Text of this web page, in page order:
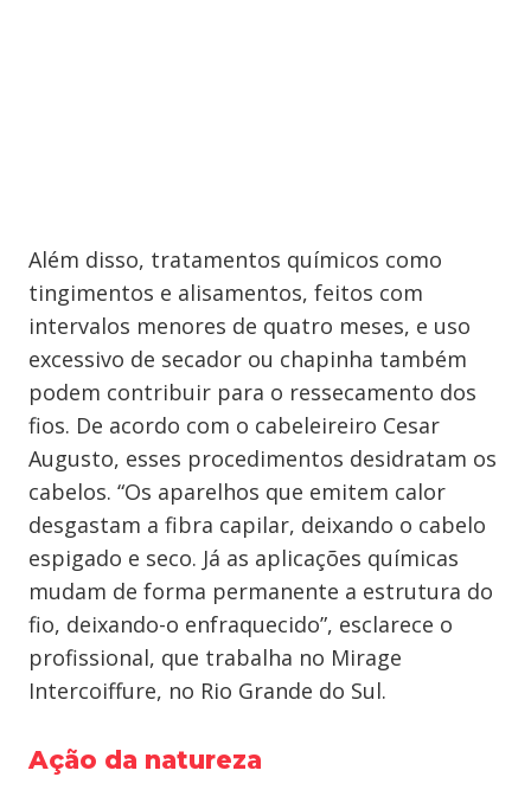
Além disso, tratamentos químicos como
tingimentos e alisamentos, feitos com
intervalos menores de quatro meses, e uso
excessivo de secador ou chapinha também
podem contribuir para o ressecamento dos
fios. De acordo com o cabeleireiro Cesar
Augusto, esses procedimentos desidratam os
cabelos. “Os aparelhos que emitem calor
desgastam a fibra capilar, deixando o cabelo
espigado e seco. Já as aplicações químicas
mudam de forma permanente a estrutura do
fio, deixando-o enfraquecido”, esclarece o
profissional, que trabalha no Mirage
Intercoiffure, no Rio Grande do Sul.
Ação da natureza